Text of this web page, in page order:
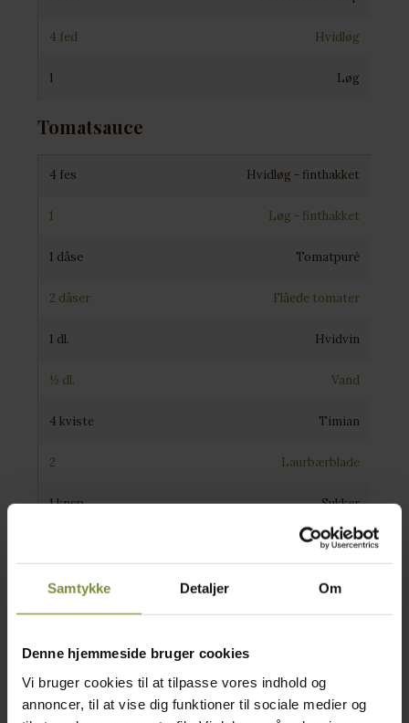
Samtykke Detaljer Om
Denne hjemmeside bruger cookies
Vi bruger cookies til at tilpasse vores indhold og
annoncer, til at vise dig funktioner til sociale medier og
4 fed Hvidløg
1 Løg
Tomatsauce
4 fes Hvidløg - finthakket
1 Løg - finthakket
1 dåse Tomatpuré
2 dåser Flåede tomater
1 dl. Hvidvin
½ dl. Vand
4 kviste Timian
2 Laurbærblade
1 knsp Sukker
Salt & Peber
2 spsk Olivenolie
Tilberedning